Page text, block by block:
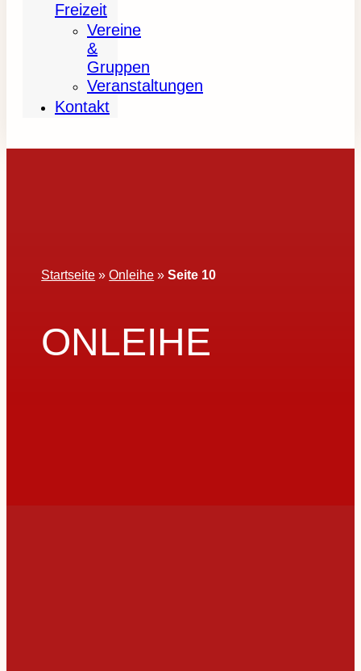
Freizeit
Vereine
&
Gruppen
Veranstaltungen
Kontakt
Startseite »Onleihe »Seite 10
ONLEIHE